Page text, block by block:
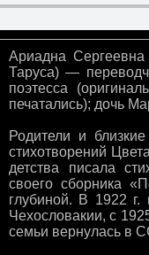
Ариадна
Таруса) —
поэтесса
печатались); дочь
Родители и
стихотворений
детства писала
своего сборника
глубиной. В 1922
Чехословакии, с
семьи вернулась в